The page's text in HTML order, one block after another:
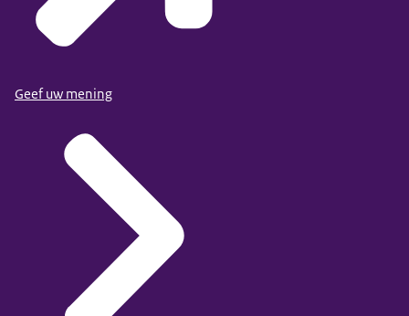
Geef uw mening